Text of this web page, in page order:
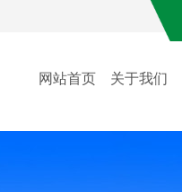
网站首页 关于我们